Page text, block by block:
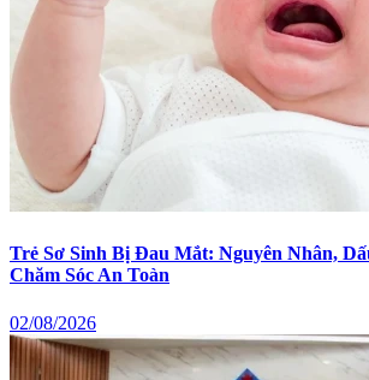
Trẻ Sơ Sinh Bị Đau Mắt: Nguyên Nhân,
Chăm Sóc An Toàn
02/08/2026